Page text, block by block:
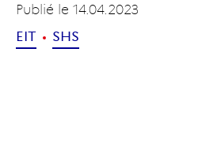
Publié le 14.04.2023
EIT
SHS